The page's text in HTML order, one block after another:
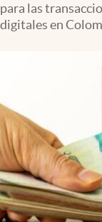
para las
digitales en